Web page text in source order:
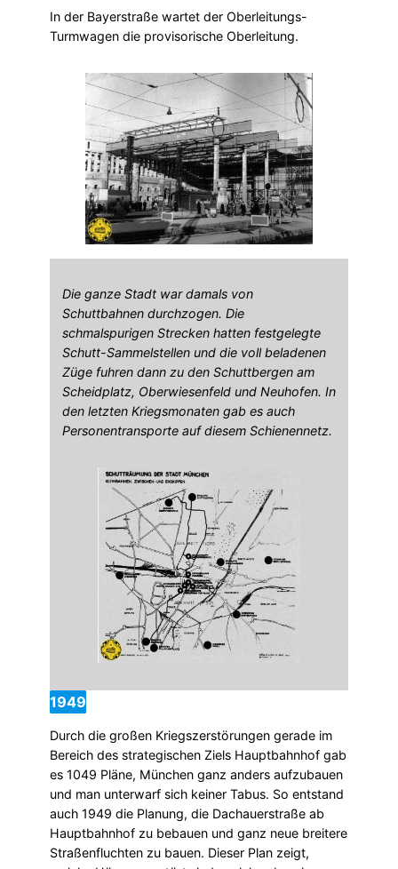
In der Bayerstraße wartet der Oberleitungs-
Turmwagen die provisorische Oberleitung.
Die ganze Stadt war damals von
Schuttbahnen durchzogen. Die
schmalspurigen Strecken hatten festgelegte
Schutt-Sammelstellen und die voll beladenen
Züge fuhren dann zu den Schuttbergen am
Scheidplatz, Oberwiesenfeld und Neuhofen. In
den letzten Kriegsmonaten gab es auch
Personentransporte auf diesem Schienennetz.
1949
Durch die großen Kriegszerstörungen gerade im
Bereich des strategischen Ziels Hauptbahnhof gab
es 1049 Pläne, München ganz anders aufzubauen
und man unterwarf sich keiner Tabus. So entstand
auch 1949 die Planung, die Dachauerstraße ab
Hauptbahnhof zu bebauen und ganz neue breitere
Straßenfluchten zu bauen. Dieser Plan zeigt,